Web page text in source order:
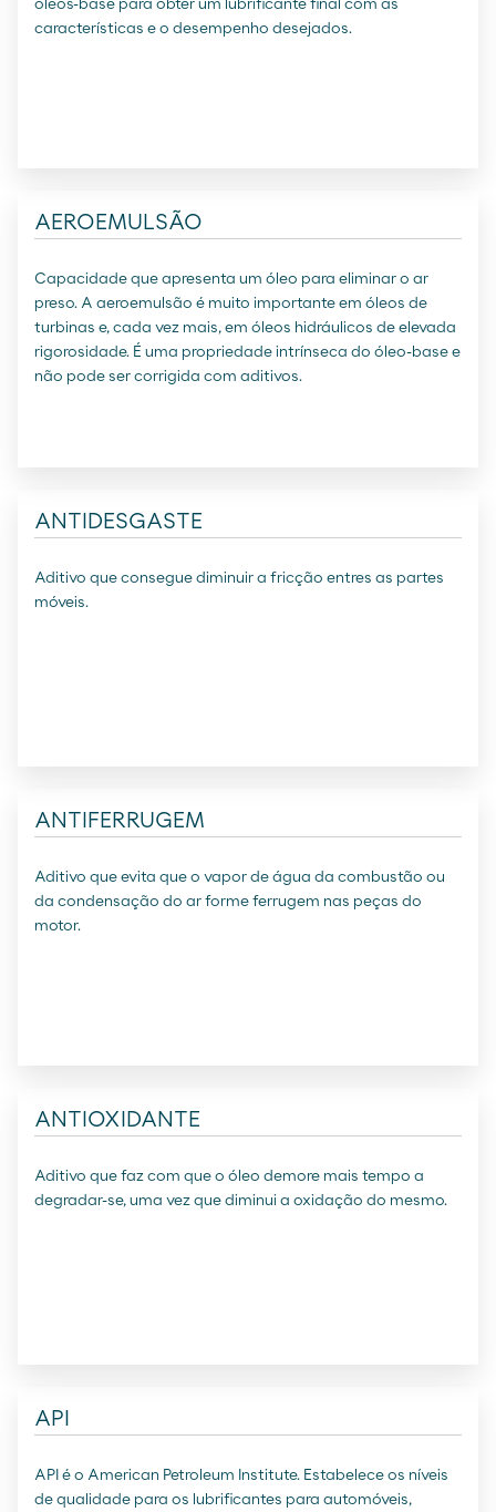
óleos-base para obter um lubrificante final com as
características e o desempenho desejados.
AEROEMULSÃO
Capacidade que apresenta um óleo para eliminar o ar
preso. A aeroemulsão é muito importante em óleos de
turbinas e, cada vez mais, em óleos hidráulicos de elevada
rigorosidade. É uma propriedade intrínseca do óleo-base e
não pode ser corrigida com aditivos.
ANTIDESGASTE
Aditivo que consegue diminuir a fricção entres as partes
móveis.
ANTIFERRUGEM
Aditivo que evita que o vapor de água da combustão ou
da condensação do ar forme ferrugem nas peças do
motor.
ANTIOXIDANTE
Aditivo que faz com que o óleo demore mais tempo a
degradar-se, uma vez que diminui a oxidação do mesmo.
API
API é o American Petroleum Institute. Estabelece os níveis
de qualidade para os lubrificantes para automóveis,